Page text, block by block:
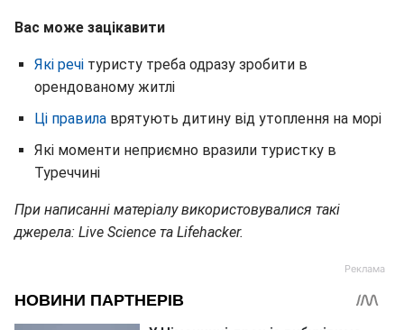
Вас може зацікавити
Які речі туристу треба одразу зробити в
орендованому житлі
Ці правила врятують дитину від утоплення на морі
Які моменти неприємно вразили туристку в
Туреччині
При написанні матеріалу використовувалися такі
джерела: Live Science та Lifehacker.